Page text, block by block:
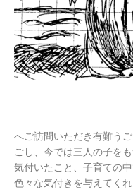
へご訪問いただき有難う
ごし、今では三人の子を
気付いたこと、子育ての
色々な気付きを与えてく